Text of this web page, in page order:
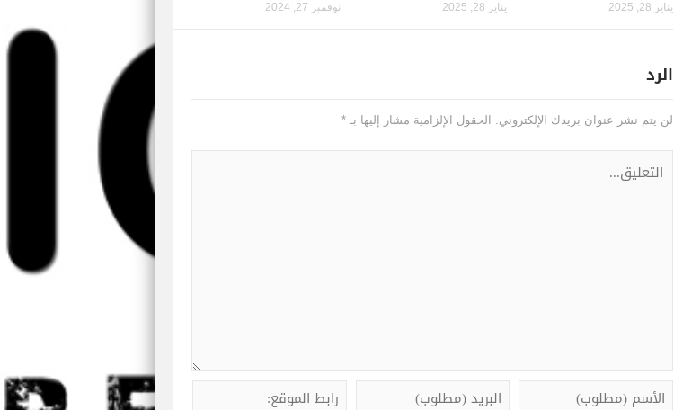
يناير 28, 2025 يناير 28, 2025 نوفمبر 27, 2024
الرد
لن يتم نشر عنوان بريدك الإلكتروني. الحقول الإلزامية مشار إليها بـ *